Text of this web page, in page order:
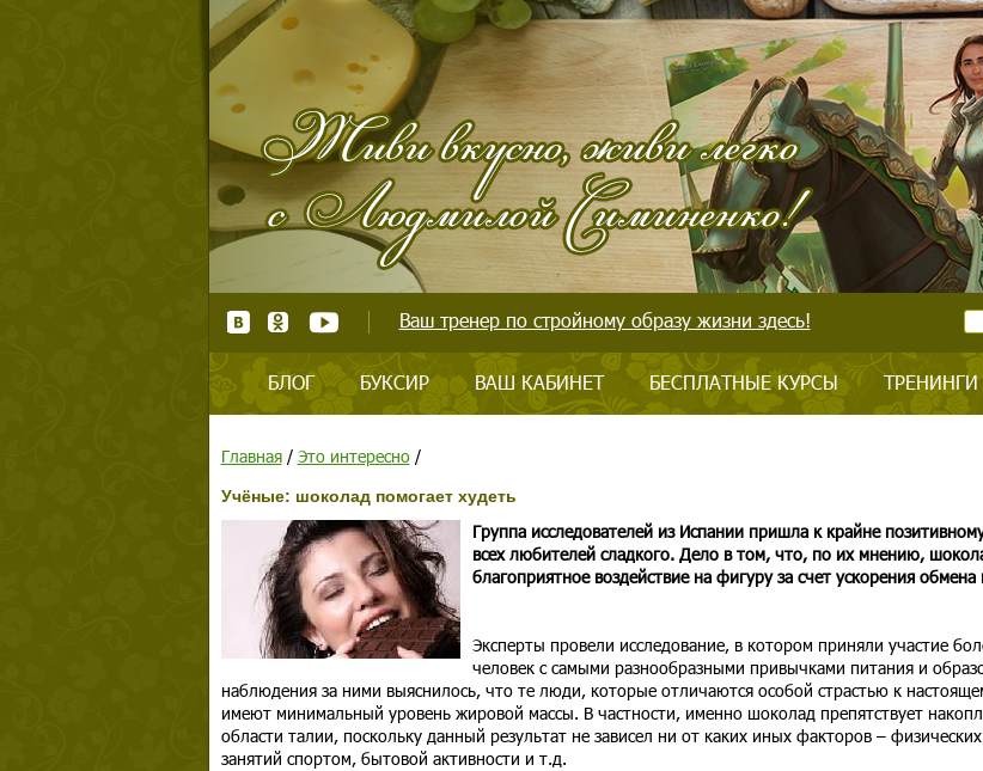
Ваш тренер по стройному образу жизни здесь!
БЛОГ БУКСИР ВАШ КАБИНЕТ БЕСПЛАТНЫЕ КУРСЫ ТРЕНИНГИ
Главная/ Это интересно/
Учёные: шоколад помогает худеть
Группа исследователей из Испании пришла к крайне
всех любителей сладкого. Дело в том, что, по их мнению,
благоприятное воздействие на фигуру за счет ускорения обмена
Эксперты провели исследование, в котором приняли участие
человек с самыми разнообразными привычками питания и
наблюдения за ними выяснилось, что те люди, которые отличаются особой страстью к
имеют минимальный уровень жировой массы. В частности, именно шоколад препятствует
области талии, поскольку данный результат не зависел ни от каких иных факторов –
занятий спортом, бытовой активности и т.д.